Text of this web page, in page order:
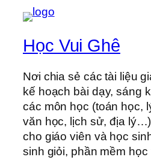
Học Vui Ghê
Nơi chia sẻ các tài liệu
kế hoạch bài dạy, sáng
các môn học (toán học,
văn học, lịch sử, địa
cho giáo viên và học
sinh giỏi, phần mềm